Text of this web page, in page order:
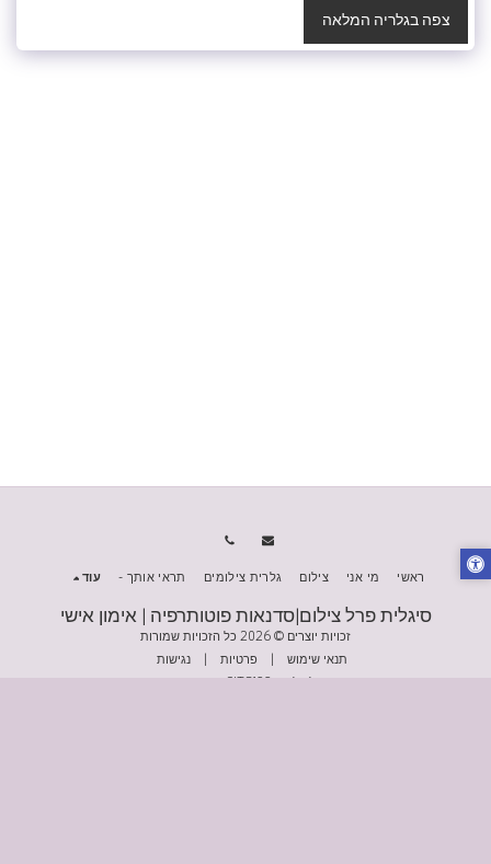
צפה בגלריה המלאה
סיגלית פרל צילום|סדנאות פוטותרפיה | אימון אישי
זכויות יוצרים © 2026 כל הזכויות שמורות
תנאי שימוש | פרטיות | נגישות
מופעל על-ידי SITE123
ראשי מי אני צילום גלרית צילומים תראי אותך - עוד